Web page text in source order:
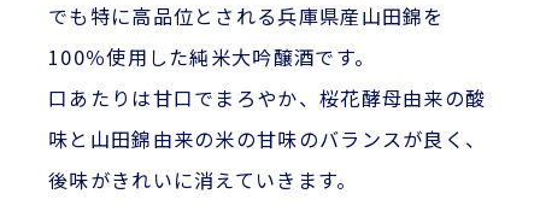
でも特に高品位とされる兵庫県産山田錦を
100％使用した純米大吟醸酒です。
口あたりは甘口でまろやか、桜花酵母由来の酸
味と山田錦由来の米の甘味のバランスが良く、
後味がきれいに消えていきます。